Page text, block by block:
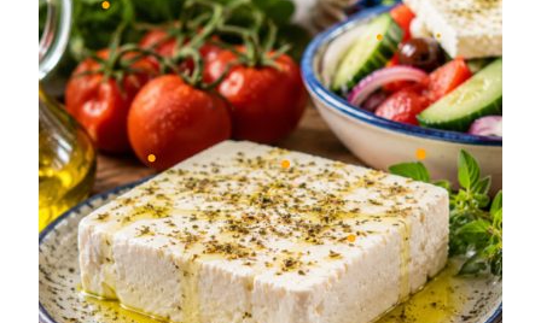
•
•
•
•
•
•
•
•
•
•
•